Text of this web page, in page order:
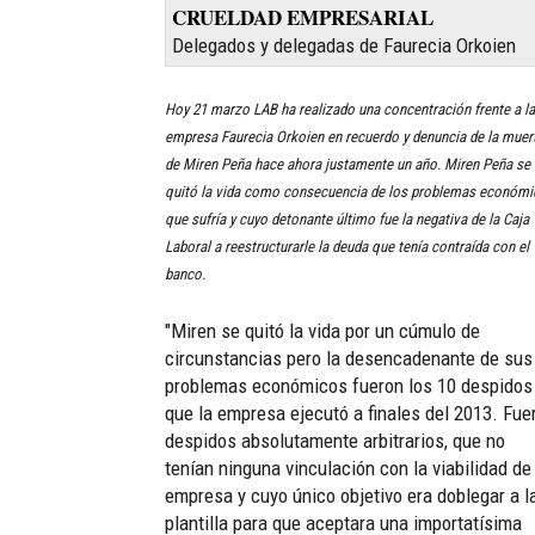
CRUELDAD EMPRESARIAL
Delegados y delegadas de Faurecia Orkoien
Hoy 21 marzo LAB ha realizado una concentración frente a la
empresa Faurecia Orkoien en recuerdo y denuncia de la
de Miren Peña hace ahora justamente un año. Miren Peña se
quitó la vida como consecuencia de los problemas
que sufría y cuyo detonante último fue la negativa de la Caja
Laboral a reestructurarle la deuda que tenía contraída con el
banco.
"Miren se quitó la vida por un cúmulo de
circunstancias pero la desencadenante de sus
problemas económicos fueron los 10 despidos
que la empresa ejecutó a finales del 2013.
despidos absolutamente arbitrarios, que no
tenían ninguna vinculación con la viabilidad
empresa y cuyo único objetivo era doblegar a
plantilla para que aceptara una importatísima